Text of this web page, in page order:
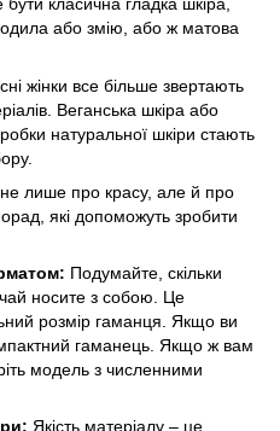
або змію, або ж матова
жінки все більше звертають
Веганська шкіра або
натуральної шкіри стають
лише про красу, але й про
які допоможуть зробити
Подумайте, скільки
носите з собою. Це
розмір гаманця. Якщо ви
гаманець. Якщо ж вам
модель з численними
Якість матеріалу – це